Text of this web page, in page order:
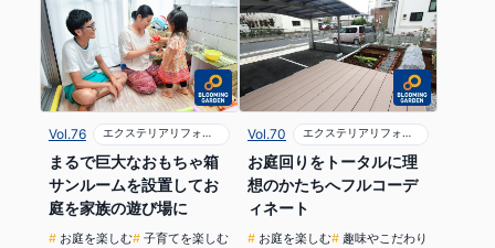
Vol.76 エクステリアリフォーム
まるで巨大なおもちゃ箱
サンルームを設置してお
庭を家族の遊び場に
お庭を楽しむ
子育てを楽しむ
Vol.70 エクステリアリフォーム
お庭回りをトータルに理
想のかたちへフルコーデ
ィネート
お庭を楽しむ
趣味やこだわり